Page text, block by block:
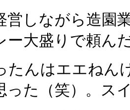
営しながら造園
ー大盛りで頼ん
たんはエエねん
った（笑）。ス